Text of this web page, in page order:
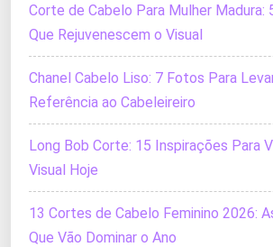
Corte de Cabelo Para Mulher Madura:
Que Rejuvenescem o Visual
Chanel Cabelo Liso: 7 Fotos Para
Referência ao Cabeleireiro
Long Bob Corte: 15 Inspirações Para
Visual Hoje
13 Cortes de Cabelo Feminino 2026:
Que Vão Dominar o Ano